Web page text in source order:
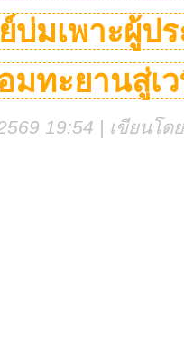
บ่มเพาะผู้ป
มทะยานสู่เ
19:54 | เขียนโ